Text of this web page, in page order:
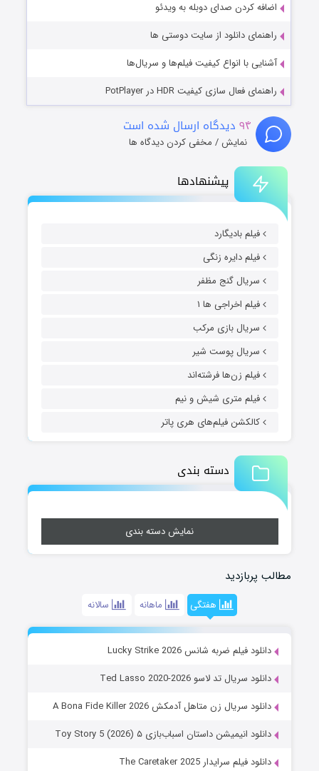
پیشنهادها
فیلم بادیگارد
فیلم دایره زنگی
سریال گنج مظفر
فیلم اخراجی ها ۱
سریال بازی مرکب
سریال پوست شیر
فیلم زن‌ها فرشته‌اند
فیلم متری شیش و نیم
کالکشن فیلم‌های هری پاتر
دسته بندی
نمایش دسته بندی
مطالب پربازدید
هفتگی ماهانه سالانه
دانلود فیلم ضربه شانس Lucky Strike 2026
دانلود سریال تد لاسو Ted Lasso 2020-2026
دانلود سریال زن متاهل آدمکش A Bona Fide Killer 2026
دانلود انیمیشن داستان اسباب‌بازی ۵ Toy Story 5 (2026)
دانلود فیلم سرایدار The Caretaker 2025
اضافه کردن صدای دوبله به ویدئو
راهنمای دانلود از سایت دوستی ها
آشنایی با انواع کیفیت فیلم‌ها و سریال‌ها
راهنمای فعال سازی کیفیت HDR در PotPlayer
۹۴ دیدگاه ارسال شده است
نمایش / مخفی کردن دیدگاه ها